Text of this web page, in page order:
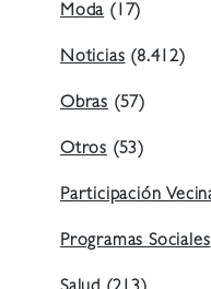
Moda(17)
Noticias(8.412)
Obras (57)
Otros (53)
Participación
Programas Sociales